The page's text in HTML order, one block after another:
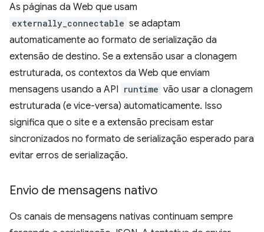
As páginas da Web que usam
externally_connectable se adaptam
automaticamente ao formato de serialização da
extensão de destino. Se a extensão usar a clonagem
estruturada, os contextos da Web que enviam
mensagens usando a API runtime vão usar a clonagem
estruturada (e vice-versa) automaticamente. Isso
significa que o site e a extensão precisam estar
sincronizados no formato de serialização esperado para
evitar erros de serialização.
Envio de mensagens nativo
Os canais de mensagens nativas continuam sempre